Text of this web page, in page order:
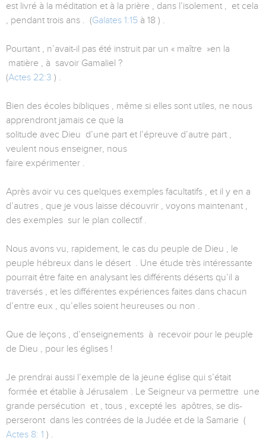
est livré à la méditation et à la prière , dans l’isolement , et cela
, pendant trois ans . (Galates 1:15 à 18 ) .
Pourtant , n’avait-il pas été instruit par un « maître »en la
matière , à savoir Gamaliel ?
(Actes 22:3 ) .
Bien des écoles bibliques , même si elles sont utiles, ne nous
apprendront jamais ce que la
solitude avec Dieu d’une part et l’épreuve d’autre part ,
veulent nous enseigner, nous
faire expérimenter .
Après avoir vu ces quelques exemples facultatifs , et il y en a
d’autres , que je vous laisse découvrir , voyons maintenant ,
des exemples sur le plan collectif .
Nous avons vu, rapidement, le cas du peuple de Dieu , le
peuple hébreux dans le désert . Une étude très intéressante
pourrait être faite en analysant les différents déserts qu’il a
traversés , et les différentes expériences faites dans chacun
d’entre eux , qu’elles soient heureuses ou non .
Que de leçons , d’enseignements à recevoir pour le peuple
de Dieu , pour les églises !
Je prendrai aussi l’exemple de la jeune église qui s’était
formée et établie à Jérusalem . Le Seigneur va permettre une
grande persécution et , tous , excepté les apôtres, se dis-
perseront dans les contrées de la Judée et de la Samarie (
Actes 8: 1 ) .